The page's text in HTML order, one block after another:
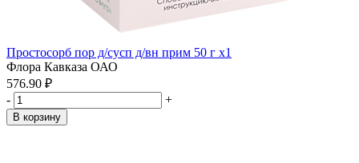
Простосорб пор д/сусп д/вн прим 50 г x1
Флора Кавказа ОАО
576.90 ₽
-
+
В корзину